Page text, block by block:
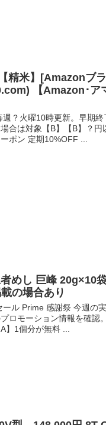
精米】[Amazonブ
【Amazon･ア
週？火曜10時更新。早期
合は対象【B】【B】？
ポン 定期10%OFF ...
めし 巨峰 20g×10
の場合あり
ール Prime 感謝祭 今週の
ロモーション情報を確認
】1個分が無料 ...